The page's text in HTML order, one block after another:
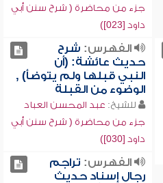
جزء من محاضرة ( شرح سنن أبي
داود [023])
الفهرس: شرح
حديث عائشة: (أن
النبي قبلها ولم يتوضأ) ,
الوضوء من القبلة
للشيخ: عبد المحسن العباد
جزء من محاضرة ( شرح سنن أبي
داود [030])
الفهرس: تراجم
رجال إسناد حديث